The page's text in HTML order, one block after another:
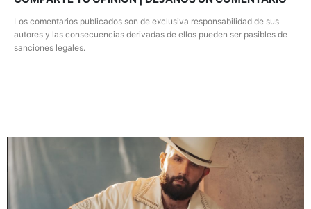
Los comentarios publicados son de exclusiva responsabilidad de sus
autores y las consecuencias derivadas de ellos pueden ser pasibles de
sanciones legales.